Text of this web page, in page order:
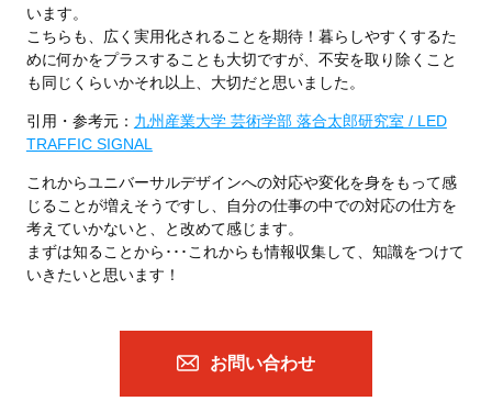
います。
こちらも、広く実用化されることを期待！暮らしやすくするた
めに何かをプラスすることも大切ですが、不安を取り除くこと
も同じくらいかそれ以上、大切だと思いました。
引用・参考元： 九州産業大学 芸術学部 落合太郎研究室 / LED
TRAFFIC SIGNAL
これからユニバーサルデザインへの対応や変化を身をもって感
じることが増えそうですし、自分の仕事の中での対応の仕方を
考えていかないと、と改めて感じます。
まずは知ることから･･･これからも情報収集して、知識をつけて
いきたいと思います！
お問い合わせ